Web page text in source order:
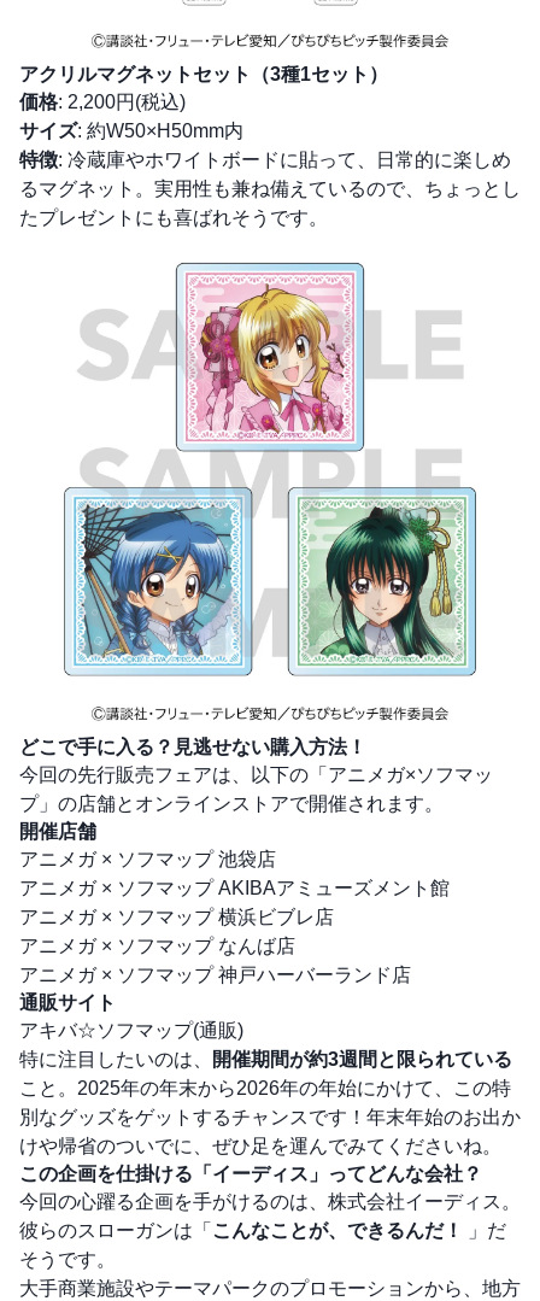
アクリルマグネットセット（3種1セット）
価格: 2,200円(税込)
サイズ: 約W50×H50mm内
特徴: 冷蔵庫やホワイトボードに貼って、日常的に楽しめ
るマグネット。実用性も兼ね備えているので、ちょっとし
たプレゼントにも喜ばれそうです。
どこで手に入る？見逃せない購入方法！
今回の先行販売フェアは、以下の「アニメガ×ソフマッ
プ」の店舗とオンラインストアで開催されます。
開催店舗
アニメガ × ソフマップ 池袋店
アニメガ × ソフマップ AKIBAアミューズメント館
アニメガ × ソフマップ 横浜ビブレ店
アニメガ × ソフマップ なんば店
アニメガ × ソフマップ 神戸ハーバーランド店
通販サイト
アキバ☆ソフマップ(通販)
特に注目したいのは、
開催期間が約3週間と限られている
こと。2025年の年末から2026年の年始にかけて、この特
別なグッズをゲットするチャンスです！年末年始のお出か
けや帰省のついでに、ぜひ足を運んでみてくださいね。
この企画を仕掛ける「イーディス」ってどんな会社？
今回の心躍る企画を手がけるのは、株式会社イーディス。
彼らのスローガンは「 こんなことが、できるんだ！
」だ
そうです。
大手商業施設やテーマパークのプロモーションから、地方